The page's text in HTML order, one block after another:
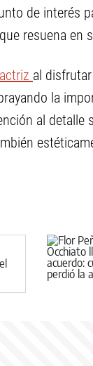
de interés
resuena en
al
la
al detalle